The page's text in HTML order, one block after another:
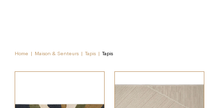
Home Maison & Senteurs Tapis Tapis